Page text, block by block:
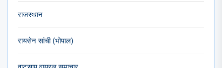
राजस्थान
रायसेन सांची (भोपाल)